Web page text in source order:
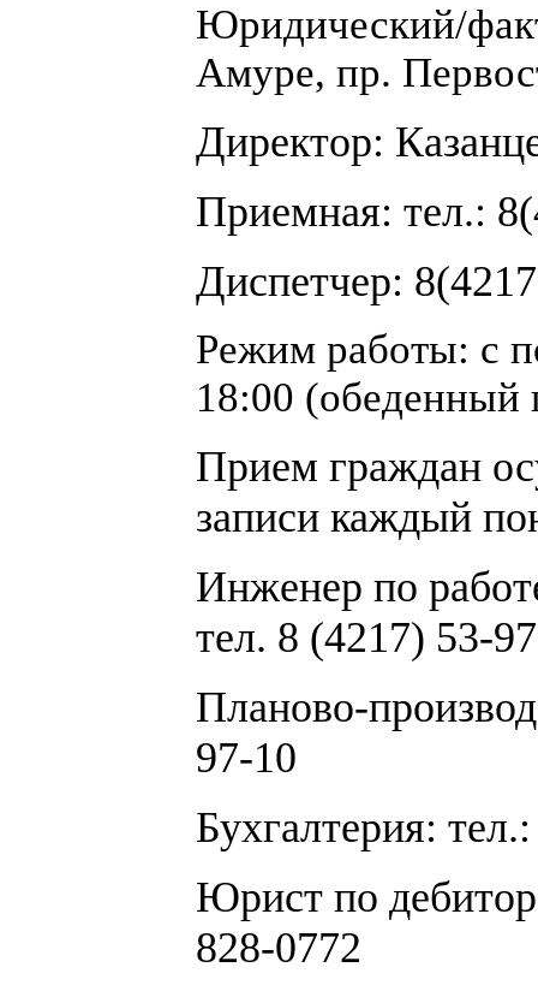
Юридический/
Амуре, пр.
Директор:
Приемная: тел.:
Диспетчер:
Режим работы: с
18:00 (обеденный
Прием граждан
записи каждый
Инженер по
тел. 8 (4217) 53-
Планово-
97-10
Бухгалтерия:
Юрист по
828-0772